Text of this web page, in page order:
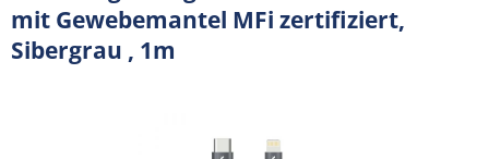
mit Gewebemantel MFi zertifiziert,
Sibergrau , 1m